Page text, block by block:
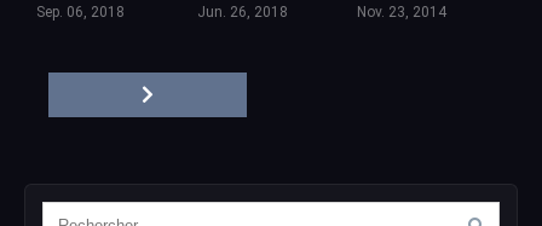
Sep. 06, 2018 Jun. 26, 2018 Nov. 23, 2014